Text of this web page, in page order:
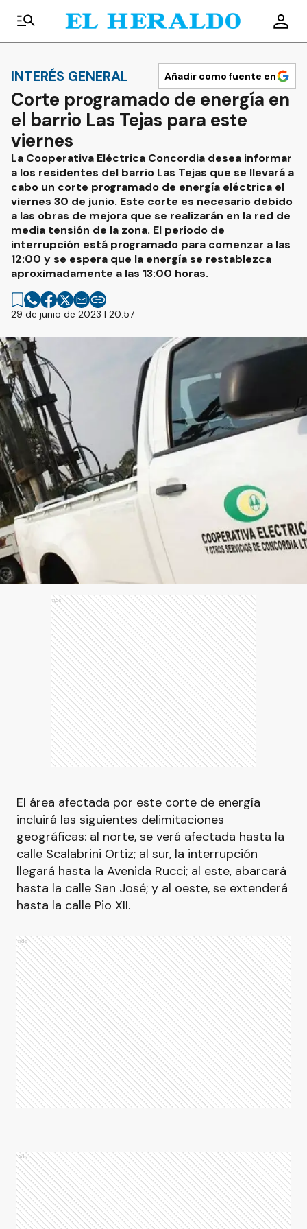
INTERÉS GENERAL Añadir como fuente en
Corte programado de energía en
el barrio Las Tejas para este
viernes
La Cooperativa Eléctrica Concordia desea informar
a los residentes del barrio Las Tejas que se llevará a
cabo un corte programado de energía eléctrica el
viernes 30 de junio. Este corte es necesario debido
a las obras de mejora que se realizarán en la red de
media tensión de la zona. El período de
interrupción está programado para comenzar a las
12:00 y se espera que la energía se restablezca
aproximadamente a las 13:00 horas.
29 de junio de 2023 | 20:57
Ads
El área afectada por este corte de energía
incluirá las siguientes delimitaciones
geográficas: al norte, se verá afectada hasta la
calle Scalabrini Ortiz; al sur, la interrupción
llegará hasta la Avenida Rucci; al este, abarcará
hasta la calle San José; y al oeste, se extenderá
hasta la calle Pio XII.
Ads
Ads